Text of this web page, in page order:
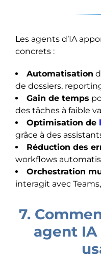
Les agents d’IA
concrets :
Automatisation
de dossiers,
Gain de temps
des tâches à faible
Optimisation de
grâce à des
Réduction des
workflows
Orchestration
interagit avec
7.
agent IA